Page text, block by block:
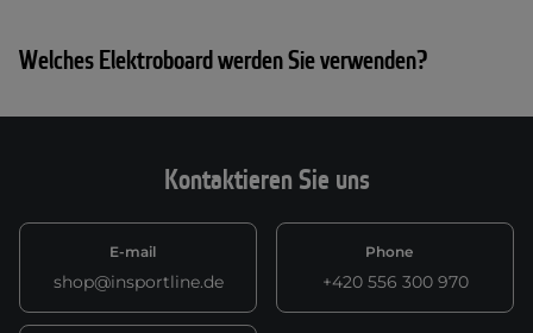
Welches Elektroboard werden Sie verwenden?
Kontaktieren Sie uns
E-mail
shop@insportline.de
Phone
+420 556 300 970